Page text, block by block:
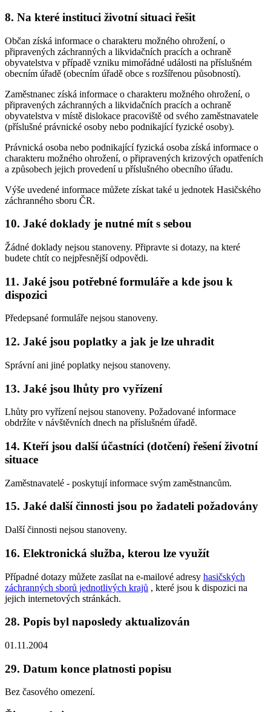
8. Na které instituci životní situaci řešit
Občan získá informace o charakteru možného ohrožení, o
připravených záchranných a likvidačních pracích a ochraně
obyvatelstva v případě vzniku mimořádné události na příslušném
obecním úřadě (obecním úřadě obce s rozšířenou působností).
Zaměstnanec získá informace o charakteru možného ohrožení, o
připravených záchranných a likvidačních pracích a ochraně
obyvatelstva v místě dislokace pracoviště od svého zaměstnavatele
(příslušné právnické osoby nebo podnikající fyzické osoby).
Právnická osoba nebo podnikající fyzická osoba získá informace o
charakteru možného ohrožení, o připravených krizových opatřeních
a způsobech jejich provedení u příslušného obecního úřadu.
Výše uvedené informace můžete získat také u jednotek Hasičského
záchranného sboru ČR.
10. Jaké doklady je nutné mít s sebou
Žádné doklady nejsou stanoveny. Připravte si dotazy, na které
budete chtít co nejpřesnější odpovědi.
11. Jaké jsou potřebné formuláře a kde jsou k
dispozici
Předepsané formuláře nejsou stanoveny.
12. Jaké jsou poplatky a jak je lze uhradit
Správní ani jiné poplatky nejsou stanoveny.
13. Jaké jsou lhůty pro vyřízení
Lhůty pro vyřízení nejsou stanoveny. Požadované informace
obdržíte v návštěvních dnech na příslušném úřadě.
14. Kteří jsou další účastníci (dotčení) řešení životní
situace
Zaměstnavatelé - poskytují informace svým zaměstnancům.
15. Jaké další činnosti jsou po žadateli požadovány
Další činnosti nejsou stanoveny.
16. Elektronická služba, kterou lze využít
Případné dotazy můžete zasílat na e-mailové adresy hasičských
záchranných sborů jednotlivých krajů , které jsou k dispozici na
jejich internetových stránkách.
28. Popis byl naposledy aktualizován
01.11.2004
29. Datum konce platnosti popisu
Bez časového omezení.